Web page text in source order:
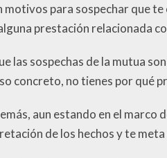
motivos para sospechar que
prestación relacionada
las sospechas de la mutua
concreto, no tienes por qué
aun estando en el marco
de los hechos y te